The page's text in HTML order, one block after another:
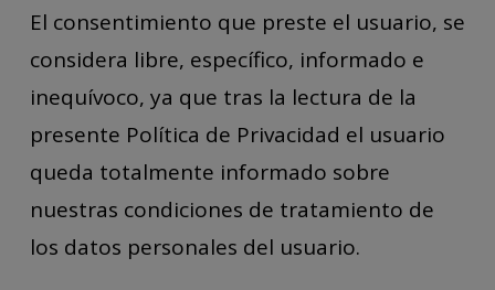
El consentimiento que preste el usuario, se
considera libre, específico, informado e
inequívoco, ya que tras la lectura de la
presente Política de Privacidad el usuario
queda totalmente informado sobre
nuestras condiciones de tratamiento de
los datos personales del usuario.